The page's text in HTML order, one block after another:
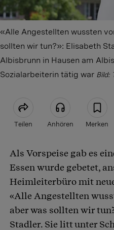
«Alle Angestellten wussten
sollten wir tun?»: Elisabeth
Albisbrunn in Hausen am
Sozialarbeiterin tätig war Bild:
Teilen Anhören Merken
Artikel teilen
Als Vorspeise gab es
Essen wurde gebetet,
Heimleiterbüro mit
«Alle Angestellten
aber was sollten wir
Stadler. Sie litt unter